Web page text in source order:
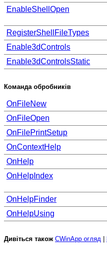
EnableShellOpen
RegisterShellFileTypes
Enable3dControls
Enable3dControlsStatic
Команда обробників
OnFileNew
OnFileOpen
OnFilePrintSetup
OnContextHelp
OnHelp
OnHelpIndex
OnHelpFinder
OnHelpUsing
Дивіться також CWinApp огляд